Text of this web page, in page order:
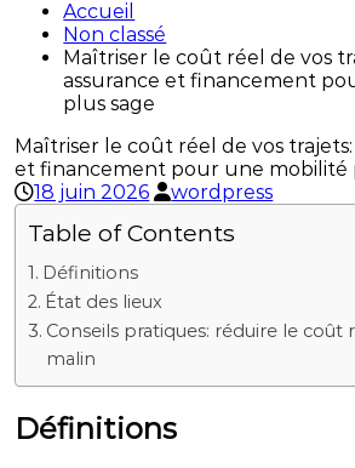
Accueil
Non classé
Maîtriser le coût réel de vos
assurance et financement
plus sage
Maîtriser le coût réel de vos trajets:
et financement pour une mobilité
18 juin 2026
wordpress
Table of Contents
Définitions
État des lieux
Conseils pratiques: réduire le coût
malin
Définitions